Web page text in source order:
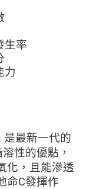
生率
力
是最新一代的
性的優點，
化，且能滲透
命C發揮作